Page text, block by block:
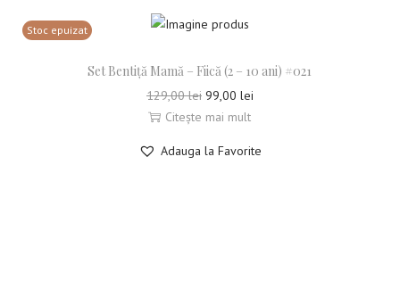
Stoc epuizat
Set Bentiță Mamă – Fiică (2 – 10 ani) #021
129,00lei 99,00 lei
Citește mai mult
Adauga la Favorite